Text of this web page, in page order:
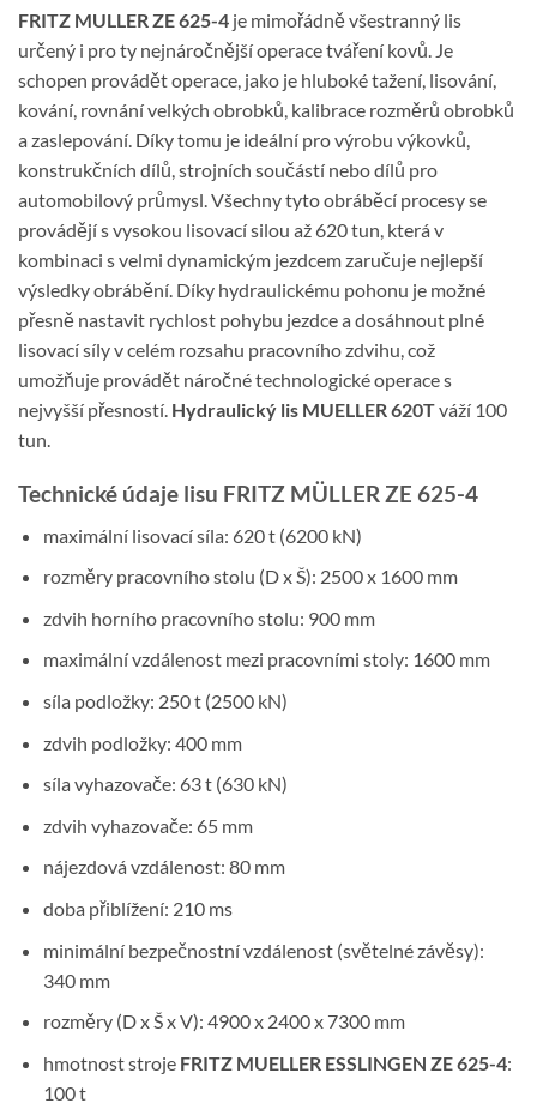
FRITZ MULLER ZE 625-4 je mimořádně všestranný lis
určený i pro ty nejnáročnější operace tváření kovů. Je
schopen provádět operace, jako je hluboké tažení, lisování,
kování, rovnání velkých obrobků, kalibrace rozměrů obrobků
a zaslepování. Díky tomu je ideální pro výrobu výkovků,
konstrukčních dílů, strojních součástí nebo dílů pro
automobilový průmysl. Všechny tyto obráběcí procesy se
provádějí s vysokou lisovací silou až 620 tun, která v
kombinaci s velmi dynamickým jezdcem zaručuje nejlepší
výsledky obrábění. Díky hydraulickému pohonu je možné
přesně nastavit rychlost pohybu jezdce a dosáhnout plné
lisovací síly v celém rozsahu pracovního zdvihu, což
umožňuje provádět náročné technologické operace s
nejvyšší přesností. Hydraulický lis MUELLER 620Tváží 100
tun.
Technické údaje lisu FRITZ MÜLLER ZE 625-4
maximální lisovací síla: 620 t (6200 kN)
rozměry pracovního stolu (D x Š): 2500 x 1600 mm
zdvih horního pracovního stolu: 900 mm
maximální vzdálenost mezi pracovními stoly: 1600 mm
síla podložky: 250 t (2500 kN)
zdvih podložky: 400 mm
síla vyhazovače: 63 t (630 kN)
zdvih vyhazovače: 65 mm
nájezdová vzdálenost: 80 mm
doba přiblížení: 210 ms
minimální bezpečnostní vzdálenost (světelné závěsy):
340 mm
rozměry (D x Š x V): 4900 x 2400 x 7300 mm
hmotnost stroje FRITZ MUELLER ESSLINGEN ZE 625-4:
100 t